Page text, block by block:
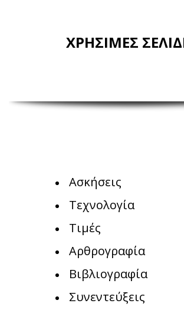
ΧΡΗΣΙΜΕΣ
Ασκήσεις
Τεχνολογία
Τιμές
Αρθρογραφία
Βιβλιογραφία
Συνεντεύξεις